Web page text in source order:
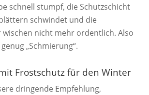
schnell stumpf, die Schutzschicht
schwindet und die
wischen nicht mehr ordentlich. Also
„Schmierung“.
Frostschutz für den Winter
dringende Empfehlung,